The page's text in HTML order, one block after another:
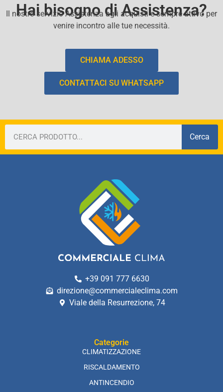
Hai bisogno di Assistenza?
Il nostro servizio Assistenza agli acquisti e sempre attivo per
venire incontro alle tue necessità.
CHIAMA ADESSO
CONTATTACI SU WHATSAPP
Cerca
+39 091 777 6630
direzione@commercialeclima.com
Viale della Resurrezione, 74
Categorie
CLIMATIZZAZIONE
RISCALDAMENTO
ANTINCENDIO